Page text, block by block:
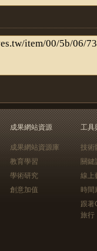
成果網站資源
成果網站資源庫
教育學習
學術研究
創意加值
工具
技術
關鍵
線上
時間
跟
旅行